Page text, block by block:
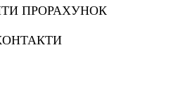
ПРОРАХУНОК